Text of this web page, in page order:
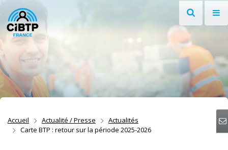
Aller au contenu
Aller à la recherche
Aller à la navigation
Accueil Actualité / Presse
Actualités
Carte BTP : retour sur la période 2025-2026